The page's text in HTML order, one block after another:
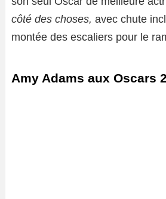
côté des choses, avec chute
montée des escaliers pour le
Amy Adams aux Oscars